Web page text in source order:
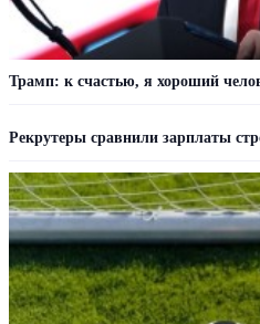
Трамп: к счастью, я хороший
Рекрутеры сравнили зарплаты